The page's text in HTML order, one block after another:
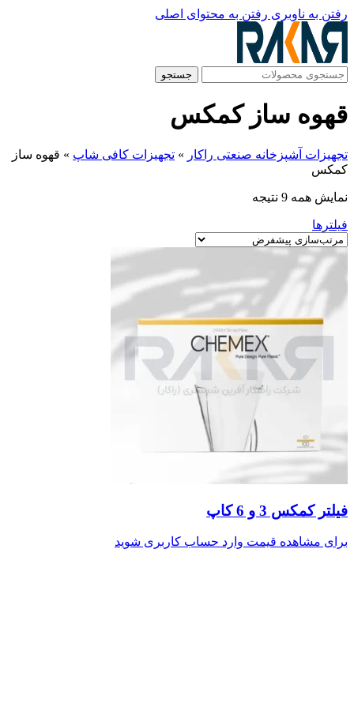
رفتن به ناوبری رفتن به محتوای اصلی
جستجو
قهوه ساز کمکس
تجهیزات آشپزخانه صنعتی راکار » تجهیزات کافی شاپ » قهوه ساز
کمکس
نمایش همه 9 نتیجه
فیلترها
فیلتر کمکس 3 و 6 کاپ
برای مشاهده قیمت وارد حساب کاربری شوید